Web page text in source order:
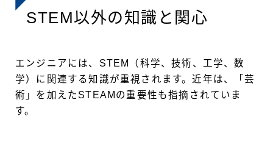
STEM以外の知識と関心
エンジニアには、STEM（科学、技術、工学、数
学）に関連する知識が重視されます。近年は、「芸
術」を加えたSTEAMの重要性も指摘されていま
す。